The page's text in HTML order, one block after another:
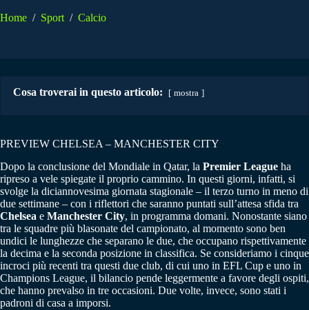
Home / Sport / Calcio
Cosa troverai in questo articolo: mostra
PREVIEW CHELSEA – MANCHESTER CITY
Dopo la conclusione del Mondiale in Qatar, la Premier League ha
ripreso a vele spiegate il proprio cammino. In questi giorni, infatti, si
svolge la diciannovesima giornata stagionale – il terzo turno in meno di
due settimane – con i riflettori che saranno puntati sull’attesa sfida tra
Chelsea e Manchester City, in programma domani. Nonostante siano
tra le squadre più blasonate del campionato, al momento sono ben
undici le lunghezze che separano le due, che occupano rispettivamente
la decima e la seconda posizione in classifica. Se consideriamo i cinque
incroci più recenti tra questi due club, di cui uno in EFL Cup e uno in
Champions League, il bilancio pende leggermente a favore degli ospiti,
che hanno prevalso in tre occasioni. Due volte, invece, sono stati i
padroni di casa a imporsi.